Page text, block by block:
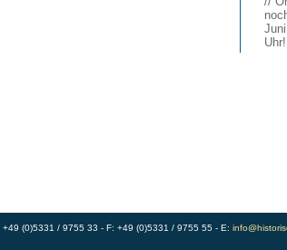
Uhr!
(0)5331 / 9755 33 - F: +49 (0)5331 / 9755 55 - E: